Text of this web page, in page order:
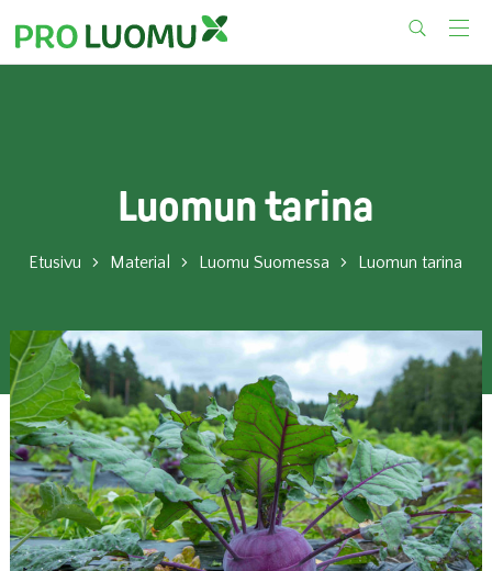
Luomun tarina
Etusivu Material Luomu Suomessa Luomun tarina